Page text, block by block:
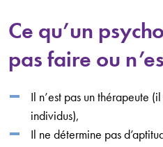
Ce qu’un
pas faire ou
Il n’est pas un thérapeute
individus),
Il ne détermine pas